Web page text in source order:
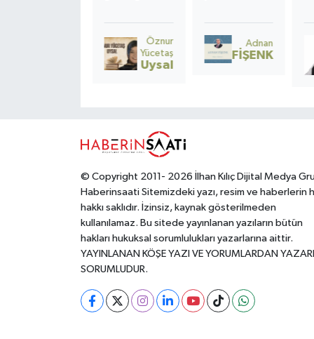
kalbinde atar. O
kalp
kırıldığında,
sadece bir
Öznur
Yücetaş
Uysal
gerçeği eksik
okumaktır.
Adnan
FİŞENK
© Copyright 2011- 2026 İlhan Kılıç Dijital Medya
Haberinsaati Sitemizdeki yazı, resim ve haberlerin
hakkı saklıdır. İzinsiz, kaynak gösterilmeden
kullanılamaz. Bu sitede yayınlanan yazıların bütün
hakları hukuksal sorumlulukları yazarlarına aittir.
YAYINLANAN KÖŞE YAZI VE YORUMLARDAN
SORUMLUDUR.